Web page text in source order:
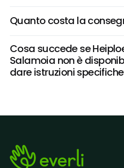
Quanto costa la
Cosa succede se
Salamoia non è
dare istruzioni